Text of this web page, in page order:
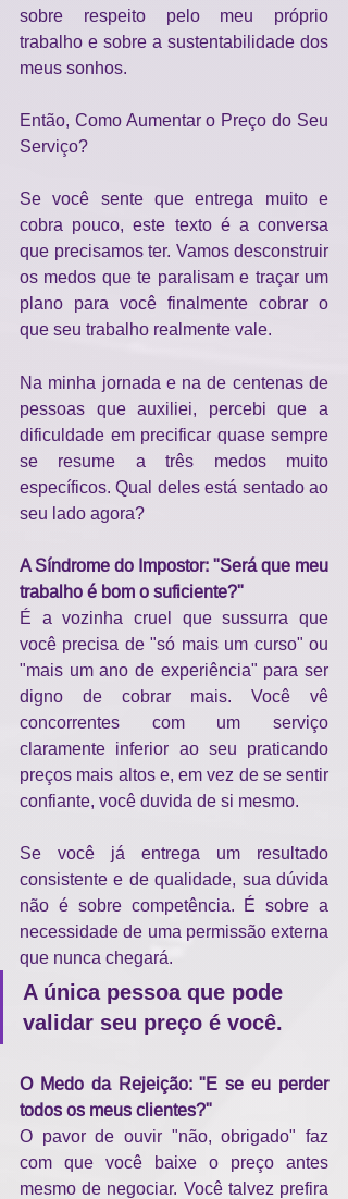
sobre respeito pelo meu próprio
trabalho e sobre a sustentabilidade dos
meus sonhos.
Então, Como Aumentar o Preço do Seu
Serviço?
Se você sente que entrega muito e
cobra pouco, este texto é a conversa
que precisamos ter. Vamos desconstruir
os medos que te paralisam e traçar um
plano para você finalmente cobrar o
que seu trabalho realmente vale.
Na minha jornada e na de centenas de
pessoas que auxiliei, percebi que a
dificuldade em precificar quase sempre
se resume a três medos muito
específicos. Qual deles está sentado ao
seu lado agora?
A Síndrome do Impostor: "Será que meu
trabalho é bom o suficiente?"
É a vozinha cruel que sussurra que
você precisa de "só mais um curso" ou
"mais um ano de experiência" para ser
digno de cobrar mais. Você vê
concorrentes com um serviço
claramente inferior ao seu praticando
preços mais altos e, em vez de se sentir
confiante, você duvida de si mesmo.
Se você já entrega um resultado
consistente e de qualidade, sua dúvida
não é sobre competência. É sobre a
necessidade de uma permissão externa
que nunca chegará.
A única pessoa que pode
validar seu preço é você.
O Medo da Rejeição: "E se eu perder
todos os meus clientes?"
O pavor de ouvir "não, obrigado" faz
com que você baixe o preço antes
mesmo de negociar. Você talvez prefira